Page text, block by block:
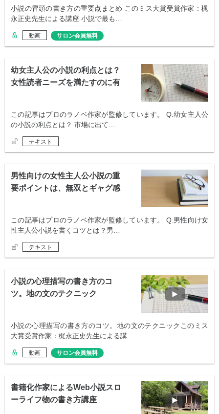
小説の冒頭の書き方の重要点まとめ このミス大賞受賞作家：梶
永正史先生による講座 小説で最も…
動画 サロン会員無料
幼女主人公の小説の利点とは？
女性読者ニーズを満たすのに有
この記事はプロのラノベ作家が監修しています。 Q.幼女主人公
の小説の利点とは？ 市場に出て…
テキスト
男性向けの女性主人公小説の重
要ポイントは、無双とギャグ感
この記事はプロのラノベ作家が監修しています。 Q.男性向け女
性主人公小説を書くコツとは？男…
テキスト
小説の心理描写の書き方のコ
ツ。地の文のテクニック
小説の心理描写の書き方のコツ。地の文のテクニックこのミス
大賞受賞作家：梶永正史先生による講…
動画 サロン会員無料
書籍化作家によるWeb小説スロ
ーライフ物の書き方講座